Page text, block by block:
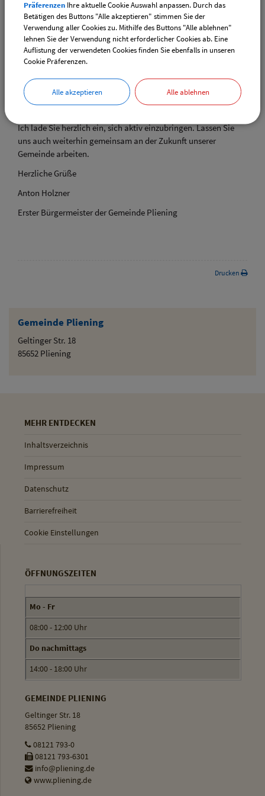
Gemeinde Pliening
Geltinger Str. 18
85652 Pliening
Ideen und auch Ihre Kritik sind für uns wertvolle Impulse und
helfen uns, unsere Gemeinde gemeinsam weiterzuentwickeln.
Gemeinsam stehen wir vor vielfältigen Aufgaben: die
Weiterentwicklung unserer Infrastruktur, die Stärkung von
Gestaltung unserer Gemeinde. Dabei gilt es stets,
verantwortungsvoll mit unseren finanziellen Möglichkeiten
umzugehen und das Machbare im Blick zu behalten.
Ich lade Sie herzlich ein, sich aktiv einzubringen. Lassen Sie
uns auch weiterhin gemeinsam an der Zukunft unserer
Gemeinde arbeiten.
Herzliche Grüße
Anton Holzner
Erster Bürgermeister der Gemeinde Pliening
Drucken
MEHR ENTDECKEN
Inhaltsverzeichnis
Impressum
Datenschutz
Barrierefreiheit
Cookie Einstellungen
ÖFFNUNGSZEITEN
Mo - Fr
08:00 - 12:00 Uhr
Do nachmittags
14:00 - 18:00 Uhr
GEMEINDE PLIENING
Geltinger Str. 18
85652 Pliening
08121 793-0
08121 793-6301
info@pliening.de
www.pliening.de
Präferenzen Ihre aktuelle Cookie Auswahl anpassen. Durch das
Betätigen des Buttons "Alle akzeptieren" stimmen Sie der
Verwendung aller Cookies zu. Mithilfe des Buttons "Alle ablehnen"
lehnen Sie der Verwendung nicht erforderlicher Cookies ab. Eine
Auflistung der verwendeten Cookies finden Sie ebenfalls in unseren
Cookie Präferenzen.
Alle akzeptieren Alle ablehnen